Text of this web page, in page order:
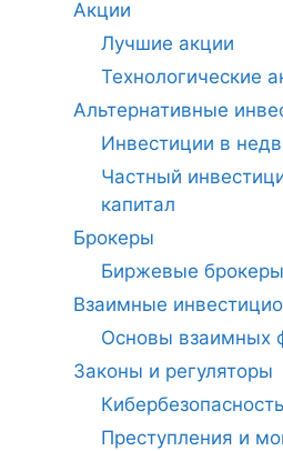
Акции
Лучшие акции
Технологические
Альтернативные
Инвестиции в
Частный
капитал
Брокеры
Биржевые брокеры
Взаимные
Основы взаимных
Законы и регуляторы
Кибербезопасность
Преступления и